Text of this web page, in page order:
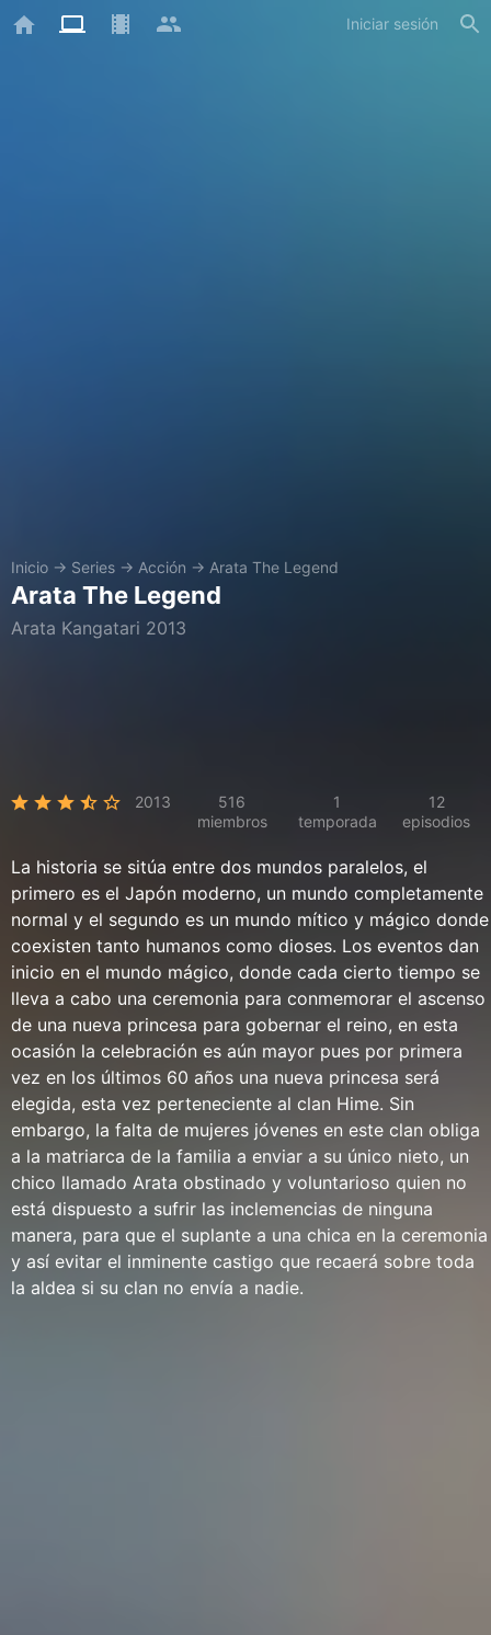
Iniciar sesión
Inicio → Series → Acción → Arata The Legend
Arata The Legend
Arata Kangatari 2013
2013
516
miembros
1
temporada
12
episodios
La historia se sitúa entre dos mundos paralelos, el
primero es el Japón moderno, un mundo completamente
normal y el segundo es un mundo mítico y mágico donde
coexisten tanto humanos como dioses. Los eventos dan
inicio en el mundo mágico, donde cada cierto tiempo se
lleva a cabo una ceremonia para conmemorar el ascenso
de una nueva princesa para gobernar el reino, en esta
ocasión la celebración es aún mayor pues por primera
vez en los últimos 60 años una nueva princesa será
elegida, esta vez perteneciente al clan Hime. Sin
embargo, la falta de mujeres jóvenes en este clan obliga
a la matriarca de la familia a enviar a su único nieto, un
chico llamado Arata obstinado y voluntarioso quien no
está dispuesto a sufrir las inclemencias de ninguna
manera, para que el suplante a una chica en la ceremonia
y así evitar el inminente castigo que recaerá sobre toda
la aldea si su clan no envía a nadie.